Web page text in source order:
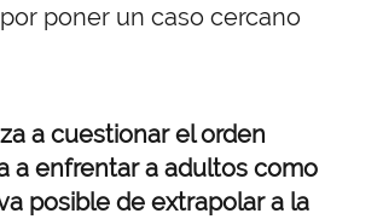
poner un caso cercano
a cuestionar el orden
a enfrentar a adultos como
posible de extrapolar a la